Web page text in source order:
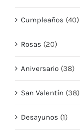
Cumpleaños (40)
Rosas (20)
Aniversario (38)
San Valentín (38)
Desayunos (1)